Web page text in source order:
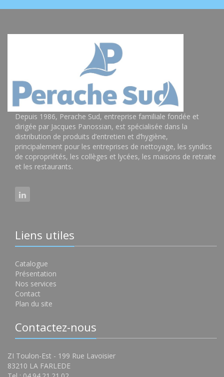
Depuis 1986, Perache Sud, entreprise familiale fondée et
dirigée par Jacques Panossian, est spécialisée dans la
distribution de produits d’entretien et d’hygiène,
principalement pour les entreprises de nettoyage, les syndics
de copropriétés, les collèges et lycées, les maisons de retraite
et les restaurants.
Liens utiles
Catalogue
Présentation
Nos services
Contact
Plan du site
Contactez-nous
ZI Toulon-Est - 199 Rue Lavoisier
83210 LA FARLEDE